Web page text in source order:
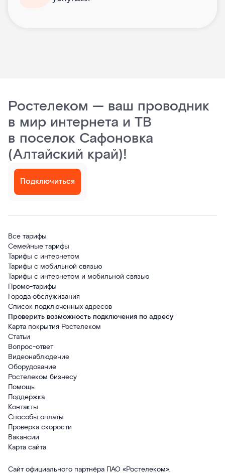
Ростелеком — ваш проводник
в мир интернета и ТВ
в поселок Сафоновка
(Алтайский край)!
Подключиться
Все тарифы
Семейные тарифы
Тарифы с интернетом
Тарифы с мобильной связью
Тарифы с интернетом и мобильной связью
Промо-тарифы
Города обслуживания
Список подключенных адресов
Проверить возможность подключения по адресу
Карта покрытия Ростелеком
Статьи
Вопрос-ответ
Видеонаблюдение
Оборудование
Ростелеком бизнесу
Помощь
Поддержка
Контакты
Способы оплаты
Проверка скорости
Вакансии
Карта сайта
Сайт официального партнёра ПАО «Ростелеком».